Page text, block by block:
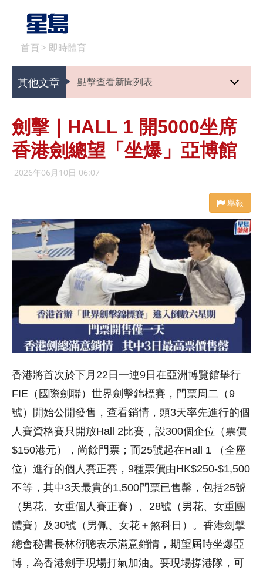
首頁 > 即時體育
其他文章 點擊查看新聞列表
劍擊｜HALL 1 開5000坐席
香港劍總望「坐爆」亞博館
2026年06月10日 06:07
舉報
香港將首次於下月22日一連9日在亞洲博覽館舉行
FIE（國際劍聯）世界劍擊錦標賽，門票周二（9
號）開始公開發售，查看銷情，頭3天率先進行的個
人賽資格賽只開放Hall 2比賽，設300個企位（票價
$150港元），尚餘門票；而25號起在Hall 1 （全座
位）進行的個人賽正賽，9種票價由HK$250-$1,500
不等，其中3天最貴的1,500門票已售罄，包括25號
（男花、女重個人賽正賽）、28號（男花、女重團
體賽）及30號（男佩、女花＋煞科日）。香港劍擊
總會秘書長林衍聰表示滿意銷情，期望屆時坐爆亞
博，為香港劍手現場打氣加油。要現場撐港隊，可